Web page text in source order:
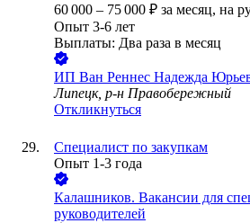
60 000 – 75 000 ₽ за месяц, на
Опыт 3-6 лет
Выплаты: Два раза в месяц
ИП Ван Реннес Надежда
Липецк, р-н Правобережный
Откликнуться
Специалист по закупкам
Опыт 1-3 года
Калашников. Вакансии для
руководителей